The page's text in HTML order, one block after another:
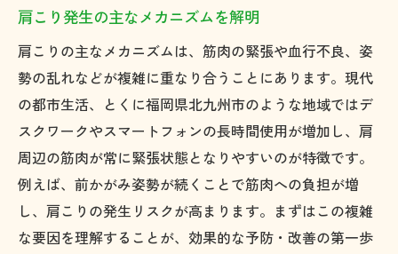
肩こり相談に役立つ北九州市の医療情報
地域密着型の肩こり対策サービスを紹介
北九州市で支持される肩こり予防法とは
市内で実践できる肩こりセルフケア方法
地域の特徴を踏まえた肩こり対策の工夫
日常生活に潜む肩こりリスクとは
日常の動作が肩こりを招く理由を解説
長時間同じ姿勢が肩こりを悪化させる仕組
み
肩こり発生の主なメカニズムを解明
肩こりの主なメカニズムは、筋肉の緊張や血行不良、姿
勢の乱れなどが複雑に重なり合うことにあります。現代
の都市生活、とくに福岡県北九州市のような地域ではデ
スクワークやスマートフォンの長時間使用が増加し、肩
周辺の筋肉が常に緊張状態となりやすいのが特徴です。
例えば、前かがみ姿勢が続くことで筋肉への負担が増
し、肩こりの発生リスクが高まります。まずはこの複雑
な要因を理解することが、効果的な予防・改善の第一歩